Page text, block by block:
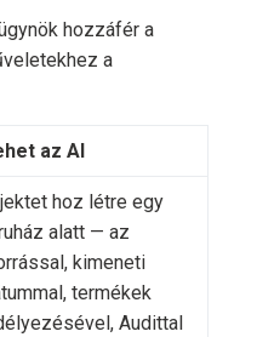
hozzáfér a
a
az AI
hoz létre egy
alatt — az
kimeneti
termékek
Audittal